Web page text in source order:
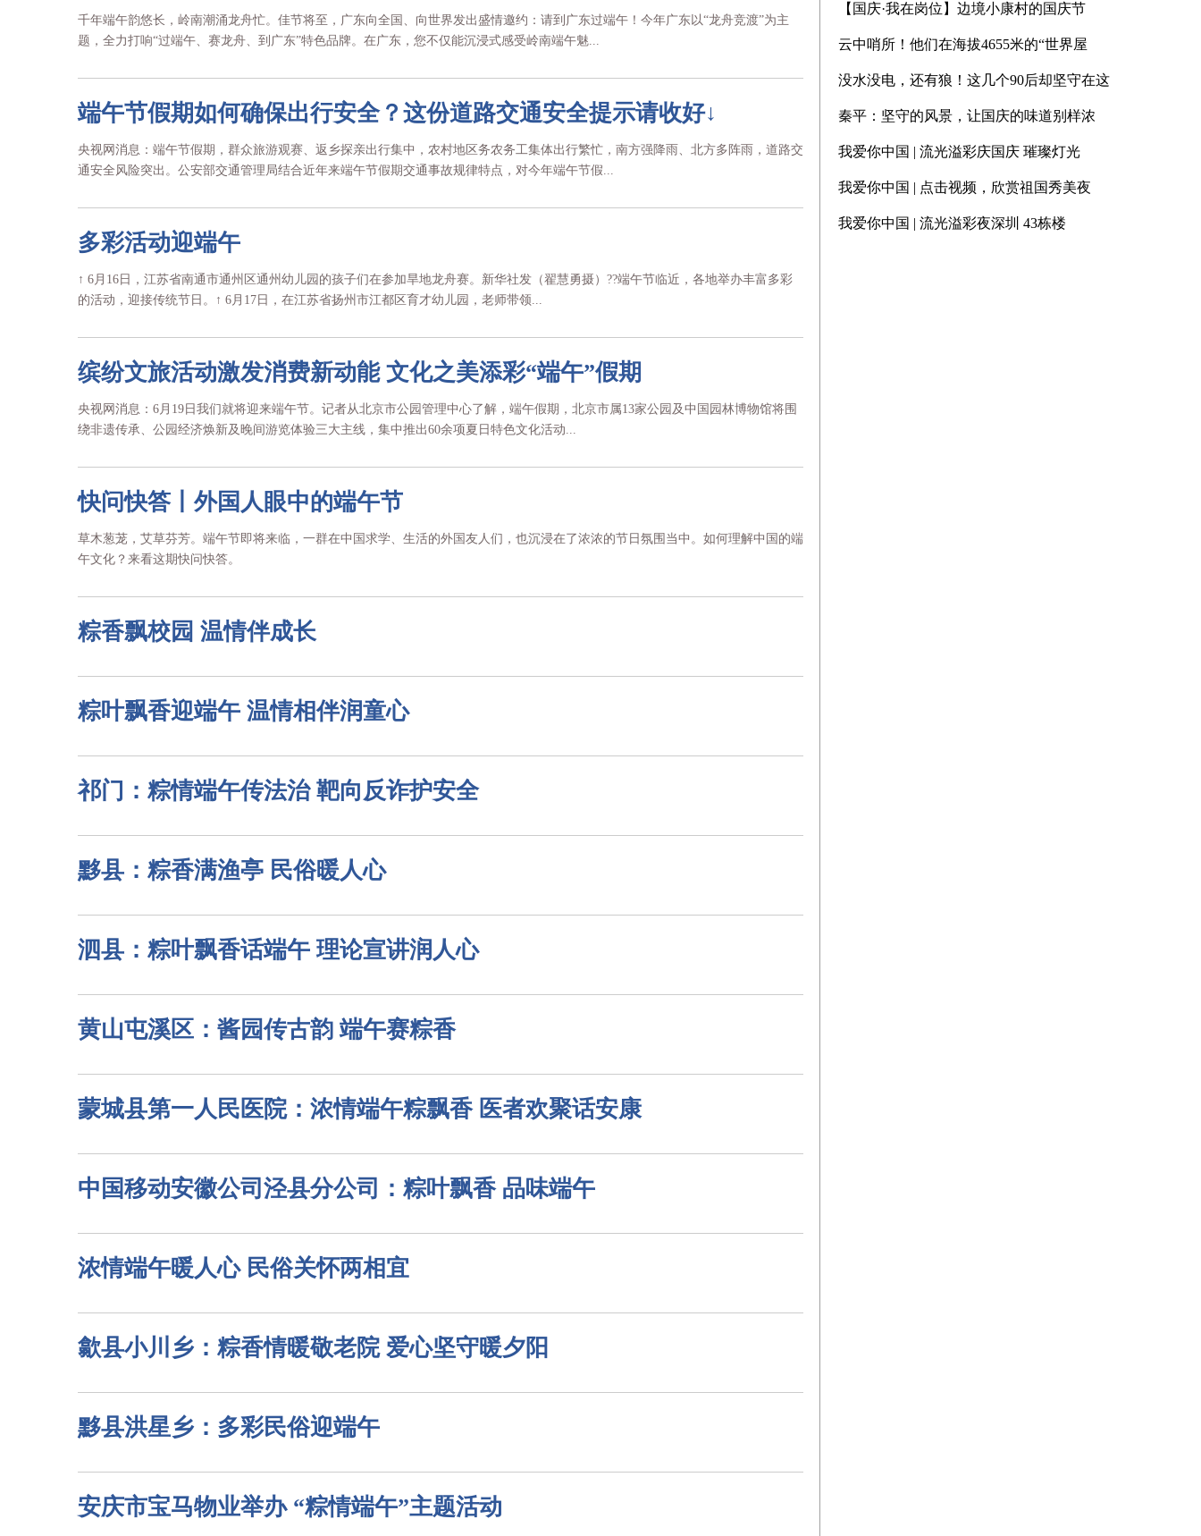
千年端午韵悠长，岭南潮涌龙舟忙。佳节将至，广东向全国、向世界发出盛情邀约：请到广东过端午！今年广东以“龙舟竞渡”为主
题，全力打响“过端午、赛龙舟、到广东”特色品牌。在广东，您不仅能沉浸式感受岭南端午魅...
端午节假期如何确保出行安全？这份道路交通安全提示请收好↓
央视网消息：端午节假期，群众旅游观赛、返乡探亲出行集中，农村地区务农务工集体出行繁忙，南方强降雨、北方多阵雨，道路交
通安全风险突出。公安部交通管理局结合近年来端午节假期交通事故规律特点，对今年端午节假...
多彩活动迎端午
↑ 6月16日，江苏省南通市通州区通州幼儿园的孩子们在参加旱地龙舟赛。新华社发（翟慧勇摄）??端午节临近，各地举办丰富多彩
的活动，迎接传统节日。↑ 6月17日，在江苏省扬州市江都区育才幼儿园，老师带领...
缤纷文旅活动激发消费新动能 文化之美添彩“端午”假期
央视网消息：6月19日我们就将迎来端午节。记者从北京市公园管理中心了解，端午假期，北京市属13家公园及中国园林博物馆将围
绕非遗传承、公园经济焕新及晚间游览体验三大主线，集中推出60余项夏日特色文化活动...
快问快答丨外国人眼中的端午节
草木葱茏，艾草芬芳。端午节即将来临，一群在中国求学、生活的外国友人们，也沉浸在了浓浓的节日氛围当中。如何理解中国的端
午文化？来看这期快问快答。
粽香飘校园 温情伴成长
粽叶飘香迎端午 温情相伴润童心
祁门：粽情端午传法治 靶向反诈护安全
黟县：粽香满渔亭 民俗暖人心
泗县：粽叶飘香话端午 理论宣讲润人心
黄山屯溪区：酱园传古韵 端午赛粽香
蒙城县第一人民医院：浓情端午粽飘香 医者欢聚话安康
中国移动安徽公司泾县分公司：粽叶飘香 品味端午
浓情端午暖人心 民俗关怀两相宜
歙县小川乡：粽香情暖敬老院 爱心坚守暖夕阳
黟县洪星乡：多彩民俗迎端午
安庆市宝马物业举办 “粽情端午”主题活动
【国庆·我在岗位】边境小康村的国庆节
云中哨所！他们在海拔4655米的“世界屋
没水没电，还有狼！这几个90后却坚守在这
秦平：坚守的风景，让国庆的味道别样浓
我爱你中国 | 流光溢彩庆国庆 璀璨灯光
我爱你中国 | 点击视频，欣赏祖国秀美夜
我爱你中国 | 流光溢彩夜深圳 43栋楼